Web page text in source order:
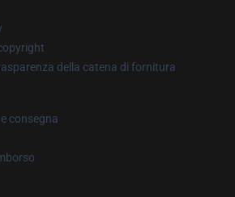
della catena di fornitura
consegna